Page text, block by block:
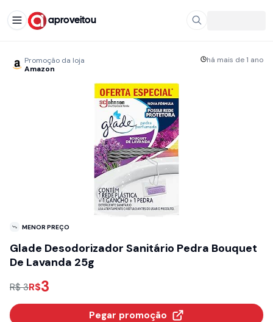
aproveitou
Promoção da loja
Amazon
há mais de 1 ano
MENOR PREÇO
Glade Desodorizador Sanitário Pedra Bouquet
De Lavanda 25g
R$ 3R$3
Pegar promoção